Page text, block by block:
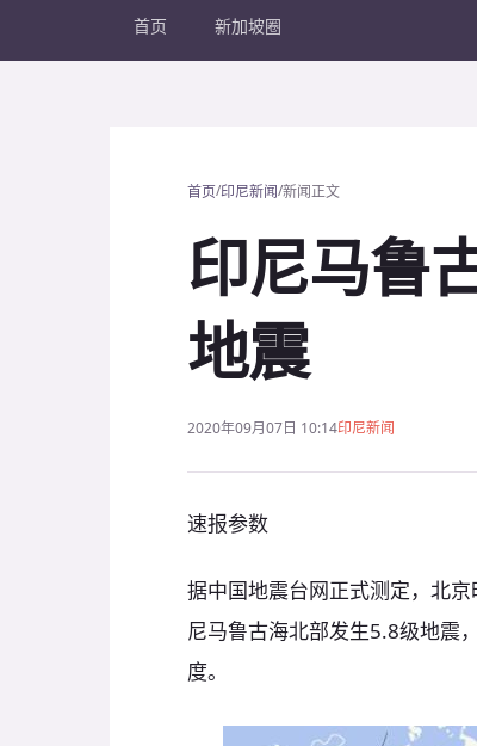
首页 新加坡圈
首页/印尼新闻/新闻正文
印尼马鲁
地震
2020年09月07日 10:14印尼新闻
速报参数
据中国地震台网正式测定，北
尼马鲁古海北部发生5.8级地震
度。